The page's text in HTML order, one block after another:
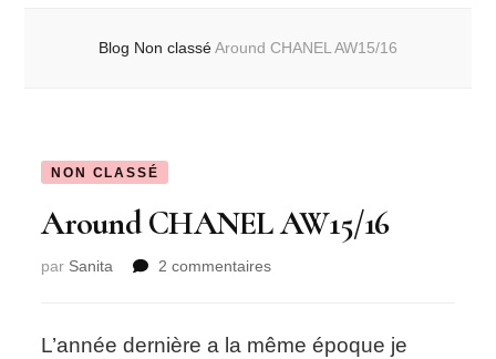
Blog Non classéAround CHANEL AW15/16
NON CLASSÉ
Around CHANEL AW15/16
par Sanita 2 commentairessur
AW15/16
L’année dernière a la même époque je